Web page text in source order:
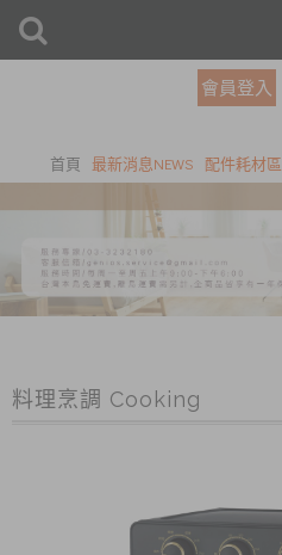
會員登入
首頁 最新消息NEWS 配件耗材區
料理烹調 Cooking